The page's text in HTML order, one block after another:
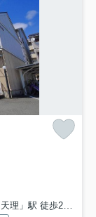
理」駅 徒歩21分